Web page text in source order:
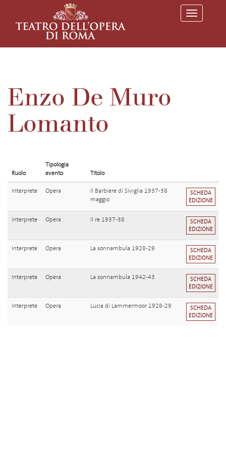
T
o
l
Enzo De Muro
Lomanto
Ruolo
Tipologia
evento
Titolo
Interprete Opera
Il Barbiere di Siviglia 1937-38
maggio
SCHEDA
EDIZIONE
Interprete Opera Il re 1937-38
SCHEDA
EDIZIONE
Interprete Opera La sonnambula 1928-29
SCHEDA
EDIZIONE
Interprete Opera La sonnambula 1942-43
SCHEDA
EDIZIONE
Interprete Opera Lucia di Lammermoor 1928-29
SCHEDA
EDIZIONE